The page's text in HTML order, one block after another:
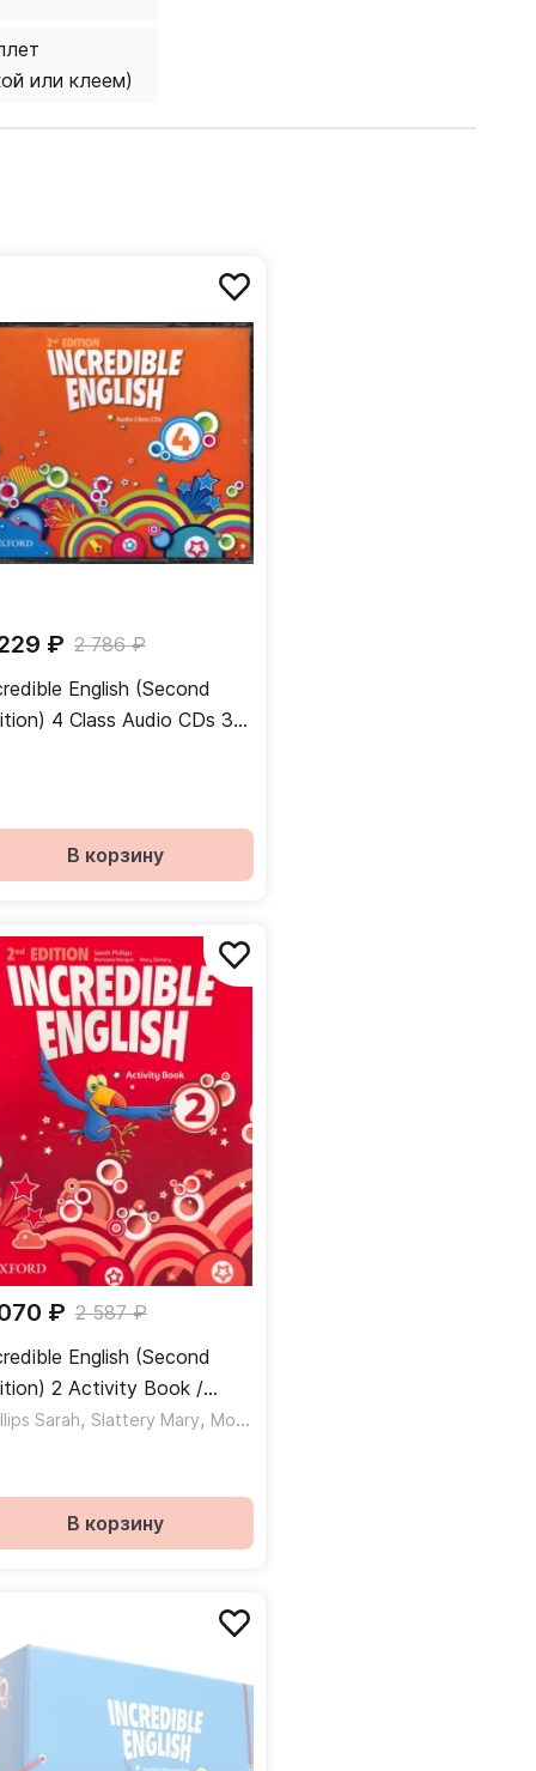
или клеем)
₽ 2 786 ₽
English (Second
4 Class Audio CDs 3
В корзину
₽ 2 587 ₽
English (Second
2 Activity Book /
тетрадь
Sarah, Slattery Mary, Morgan Michaela
В корзину